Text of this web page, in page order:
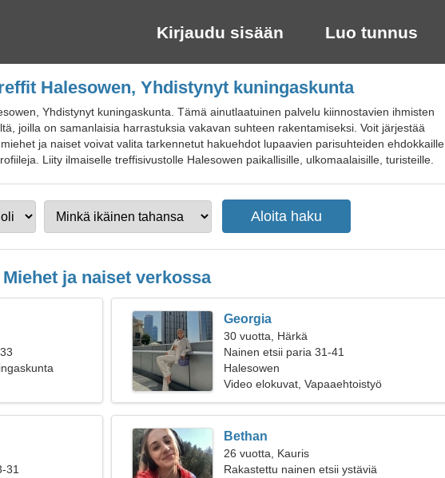
Kirjaudu sisään Luo tunnus
Halesowen, Yhdistynyt kuningaskunta
Yhdistynyt kuningaskunta. Tämä ainutlaatuinen palvelu kiinnostavien ihmisten
joilla on samanlaisia harrastuksia vakavan suhteen rakentamiseksi. Voit järjestää
ja naiset voivat valita tarkennetut hakuehdot lupaavien parisuhteiden ehdokkaille
Liity ilmaiselle treffisivustolle Halesowen paikallisille, ulkomaalaisille, turisteille.
Miehet ja naiset verkossa
Georgia
30 vuotta, Härkä
Nainen etsii paria 31-41
Halesowen
Video elokuvat, Vapaaehtoistyö
31
Bethan
26 vuotta, Kauris
Rakastettu nainen etsii ystäviä